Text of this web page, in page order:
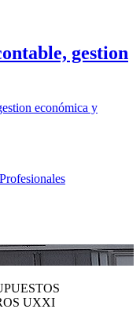
gestion
económica y
UXXI